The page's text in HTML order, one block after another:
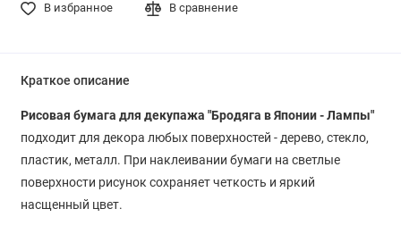
В избранное В сравнение
Краткое описание
Рисовая бумага для декупажа "Бродяга в Японии - Лампы"
подходит для декора любых поверхностей - дерево, стекло,
пластик, металл. При наклеивании бумаги на светлые
поверхности рисунок сохраняет четкость и яркий
насщенный цвет.